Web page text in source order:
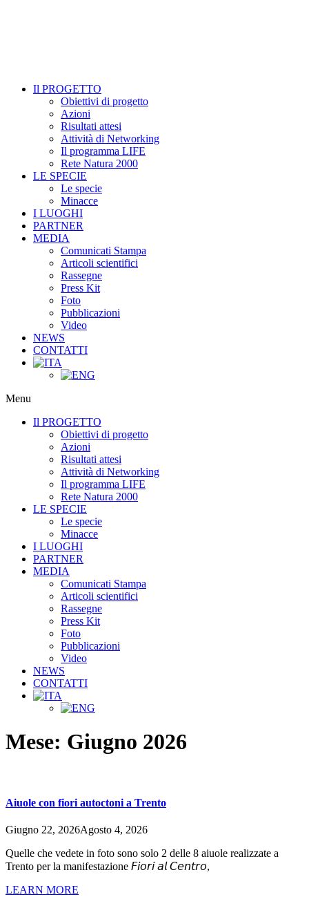
Il PROGETTO
Obiettivi di progetto
Azioni
Risultati attesi
Attività di Networking
Il programma LIFE
Rete Natura 2000
LE SPECIE
Le specie
Minacce
I LUOGHI
PARTNER
MEDIA
Comunicati Stampa
Articoli scientifici
Rassegne
Press Kit
Foto
Pubblicazioni
Video
NEWS
CONTATTI
Menu
Il PROGETTO
Obiettivi di progetto
Azioni
Risultati attesi
Attività di Networking
Il programma LIFE
Rete Natura 2000
LE SPECIE
Le specie
Minacce
I LUOGHI
PARTNER
MEDIA
Comunicati Stampa
Articoli scientifici
Rassegne
Press Kit
Foto
Pubblicazioni
Video
NEWS
CONTATTI
Mese: Giugno 2026
Aiuole con fiori autoctoni a Trento
Giugno 22, 2026Agosto 4, 2026
Quelle che vedete in foto sono solo 2 delle 8 aiuole realizzate a
Trento per la manifestazione 𝘍𝘪𝘰𝘳𝘪 𝘢𝘭 𝘊𝘦𝘯𝘵𝘳𝘰,
LEARN MORE